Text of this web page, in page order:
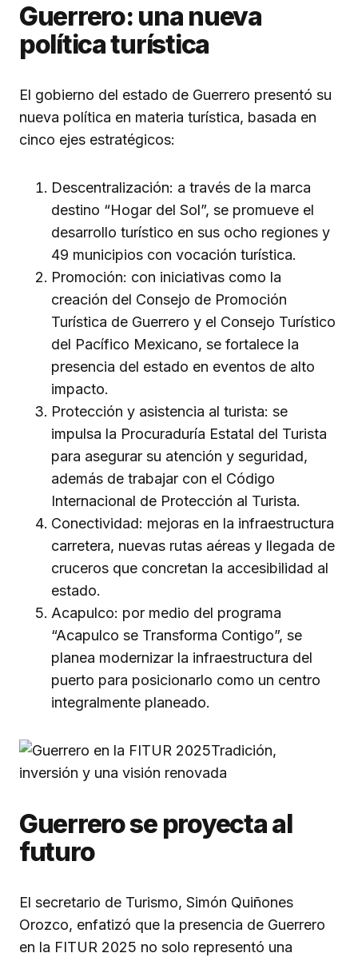
Guerrero: una nueva
política turística
El gobierno del estado de Guerrero presentó su
nueva política en materia turística, basada en
cinco ejes estratégicos:
Descentralización: a través de la marca
destino “Hogar del Sol”, se promueve el
desarrollo turístico en sus ocho regiones y
49 municipios con vocación turística.
Promoción: con iniciativas como la
creación del Consejo de Promoción
Turística de Guerrero y el Consejo Turístico
del Pacífico Mexicano, se fortalece la
presencia del estado en eventos de alto
impacto.
Protección y asistencia al turista: se
impulsa la Procuraduría Estatal del Turista
para asegurar su atención y seguridad,
además de trabajar con el Código
Internacional de Protección al Turista.
Conectividad: mejoras en la infraestructura
carretera, nuevas rutas aéreas y llegada de
cruceros que concretan la accesibilidad al
estado.
Acapulco: por medio del programa
“Acapulco se Transforma Contigo”, se
planea modernizar la infraestructura del
puerto para posicionarlo como un centro
integralmente planeado.
Guerrero se proyecta al
futuro
El secretario de Turismo, Simón Quiñones
Orozco, enfatizó que la presencia de Guerrero
en la FITUR 2025 no solo representó una